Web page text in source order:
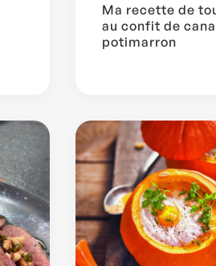
Ma recette de
au confit de
potimarron